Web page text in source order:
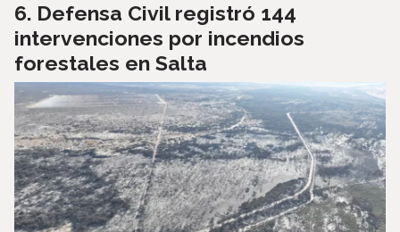
Defensa Civil registró 144
intervenciones por incendios
forestales en Salta